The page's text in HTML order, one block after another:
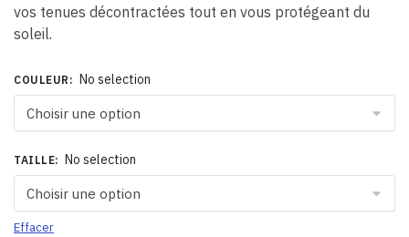
vos tenues décontractées tout en vous protégeant du
soleil.
COULEUR : No selection
TAILLE: No selection
Effacer